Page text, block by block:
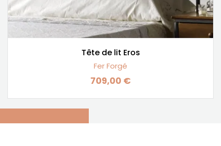
Tête de lit Eros
Fer Forgé
Prix
709,00 €